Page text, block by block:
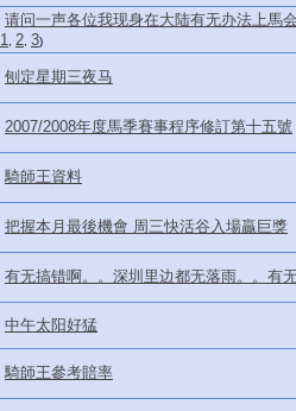
请问一声各位我现身在大陆有无办法上馬
1 2 3)
刨定星期三夜马
2007/2008年度馬季賽事程序修訂第十五號
騎師王資料
把握本月最後機會 周三快活谷入場贏巨獎
有无搞错啊。。深圳里边都无落雨。。有
中午太阳好猛
騎師王參考賠率